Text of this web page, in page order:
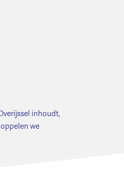
inhoudt,
we